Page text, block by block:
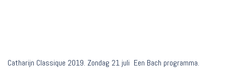
Catharijn Classique 2019. Zondag 21 juli Een Bach programma.